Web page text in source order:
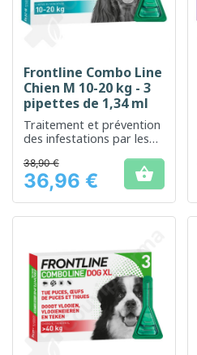
Frontline Combo Line
Chien M 10-20 kg - 3
pipettes de 1,34 ml
Traitement et prévention
des infestations par les
les chiens de taille
moyenne
Prix
38,90 €
36,96 € 